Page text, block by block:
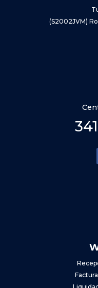
(S2002JVM)